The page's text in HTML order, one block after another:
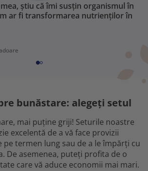
știu că îmi susțin organismul în
ar fi transformarea nutrienților în
bunăstare: alegeți setul
mai puține griji! Seturile noastre
excelentă de a vă face provizii
termen lung sau de a le împărți cu
De asemenea, puteți profita de o
care vă aduce economii mai mari.